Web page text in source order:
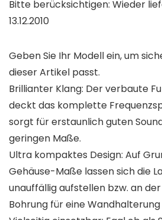
Bitte berücksichtigen: Wieder
13.12.2010
Geben Sie Ihr Modell ein, um
dieser Artikel passt.
Brillianter Klang: Der verbaute
deckt das komplette
sorgt für erstaunlich guten
geringen Maße.
Ultra kompaktes Design: Auf
Gehäuse-Maße lassen sich die
unauffällig aufstellen bzw. an
Bohrung für eine